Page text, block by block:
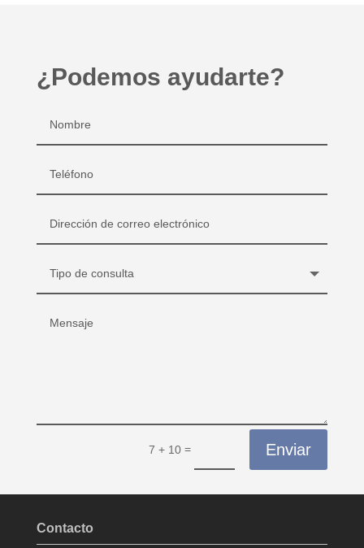
¿Podemos ayudarte?
7 + 10 = Enviar
Contacto